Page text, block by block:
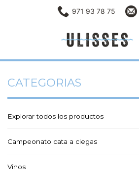
971 93 78 75
CATEGORIAS
Explorar todos los productos
Campeonato cata a ciegas
Vinos